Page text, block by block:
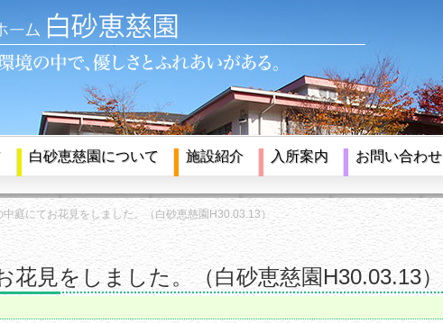
白砂恵慈園について 施設紹介 入所案内 お問い合わせ
中庭にてお花見をしました。（白砂恵慈園H30.03.13）
花見をしました。（白砂恵慈園H30.03.13）